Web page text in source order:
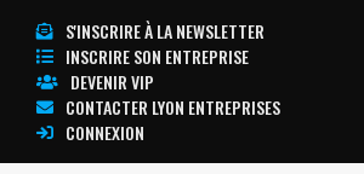
S'INSCRIRE À LA NEWSLETTER
INSCRIRE SON ENTREPRISE
DEVENIR VIP
CONTACTER LYON ENTREPRISES
CONNEXION